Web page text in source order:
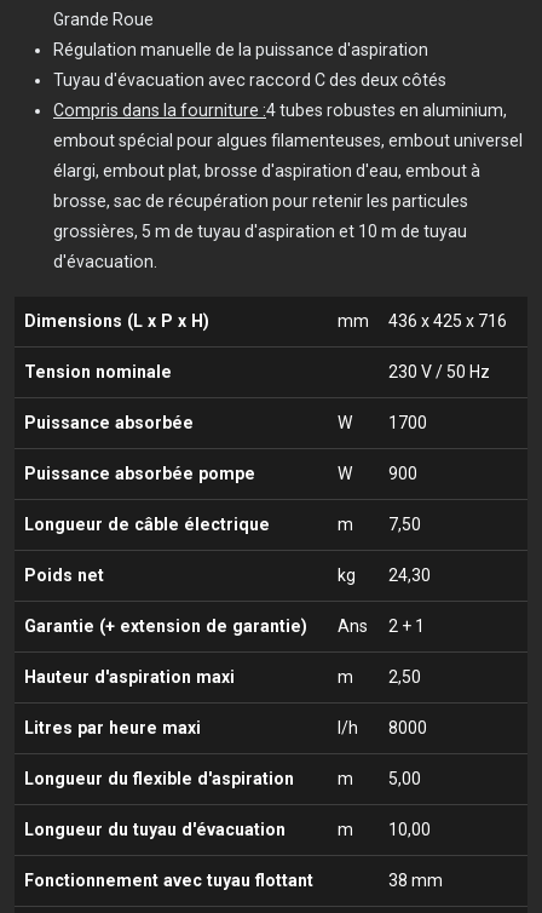
Grande Roue
Régulation manuelle de la puissance d'aspiration
Tuyau d'évacuation avec raccord C des deux côtés
Compris dans la fourniture :4 tubes robustes en aluminium,
embout spécial pour algues filamenteuses, embout universel
élargi, embout plat, brosse d'aspiration d'eau, embout à
brosse, sac de récupération pour retenir les particules
grossières, 5 m de tuyau d'aspiration et 10 m de tuyau
d'évacuation.
Dimensions (L x P x H) mm 436 x 425 x 716
Tension nominale 230 V / 50 Hz
Puissance absorbée W 1700
Puissance absorbée pompe W 900
Longueur de câble électrique m 7,50
Poids net kg 24,30
Garantie (+ extension de garantie) Ans 2 + 1
Hauteur d'aspiration maxi m 2,50
Litres par heure maxi l/h 8000
Longueur du flexible d'aspiration m 5,00
Longueur du tuyau d'évacuation m 10,00
Fonctionnement avec tuyau flottant 38 mm